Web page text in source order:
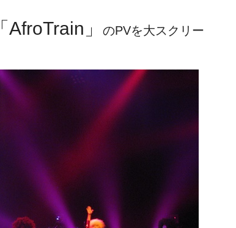
「AfroTrain」
のPVを大スクリー